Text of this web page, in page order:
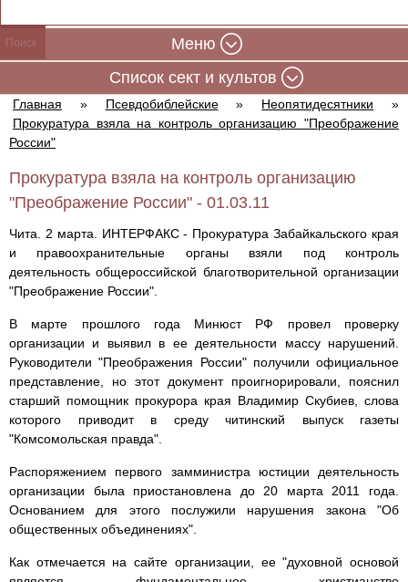
Меню
Cписок сект и культов
Главная » Псевдобиблейские » Неопятидесятники
»
Прокуратура взяла на контроль организацию "Преображение
России"
Прокуратура взяла на контроль организацию
"Преображение России" - 01.03.11
Чита. 2 марта. ИНТЕРФАКС - Прокуратура Забайкальского края
и правоохранительные органы взяли под контроль
деятельность общероссийской благотворительной организации
"Преображение России".
В марте прошлого года Минюст РФ провел проверку
организации и выявил в ее деятельности массу нарушений.
Руководители "Преображения России" получили официальное
представление, но этот документ проигнорировали, пояснил
старший помощник прокурора края Владимир Скубиев, слова
которого приводит в среду читинский выпуск газеты
"Комсомольская правда".
Распоряжением первого замминистра юстиции деятельность
организации была приостановлена до 20 марта 2011 года.
Основанием для этого послужили нарушения закона "Об
общественных объединениях".
Как отмечается на сайте организации, ее "духовной основой